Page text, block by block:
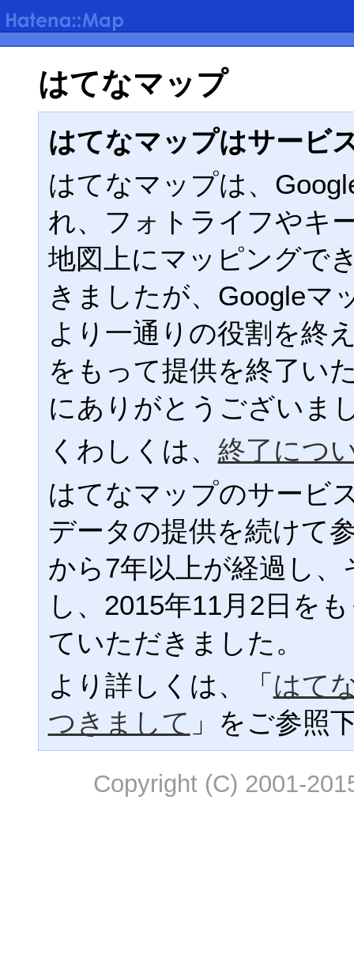
はてなマップ
はてなマップはサービ
はてなマップは、
れ、フォトライフやキ
地図上にマッピングで
きましたが、Googleマ
より一通りの役割を終
をもって提供を終了い
にありがとうございま
くわしくは、 終了につ
はてなマップのサービ
データの提供を続けて
から7年以上が経過し
し、2015年11月2日を
ていただきました。
より詳しくは、「 はて
つきまして 」をご参照
Copyright (C) 2001-